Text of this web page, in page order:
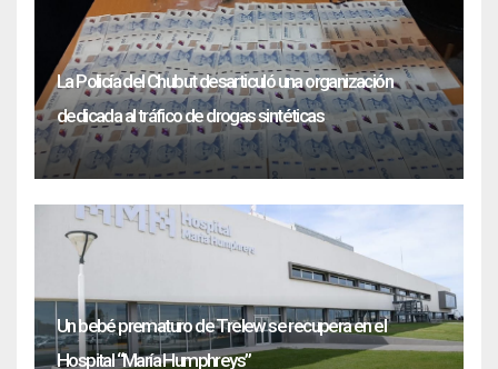
La Policía del Chubut desarticuló una organización
dedicada al tráfico de drogas sintéticas
Un bebé prematuro de Trelew se recupera en el
Hospital “María Humphreys”